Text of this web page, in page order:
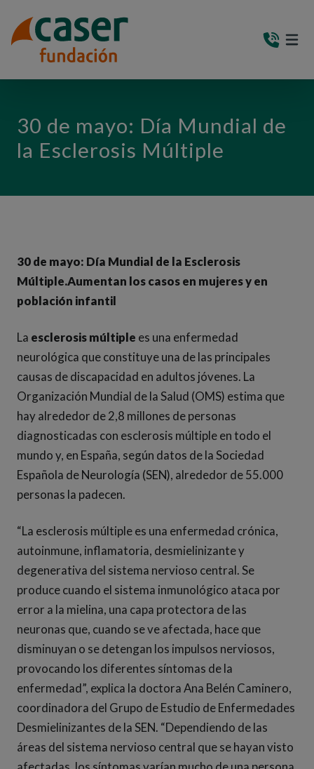
30 de mayo: Día Mundial de
la Esclerosis Múltiple
30 de mayo: Día Mundial de la Esclerosis
Múltiple.Aumentan los casos en mujeres y en
población infantil
La esclerosis múltiple es una enfermedad
neurológica que constituye una de las principales
causas de discapacidad en adultos jóvenes. La
Organización Mundial de la Salud (OMS) estima que
hay alrededor de 2,8 millones de personas
diagnosticadas con esclerosis múltiple en todo el
mundo y, en España, según datos de la Sociedad
Española de Neurología (SEN), alrededor de 55.000
personas la padecen.
“La esclerosis múltiple es una enfermedad crónica,
autoinmune, inflamatoria, desmielinizante y
degenerativa del sistema nervioso central. Se
produce cuando el sistema inmunológico ataca por
error a la mielina, una capa protectora de las
neuronas que, cuando se ve afectada, hace que
disminuyan o se detengan los impulsos nerviosos,
provocando los diferentes síntomas de la
enfermedad”, explica la doctora Ana Belén Caminero,
coordinadora del Grupo de Estudio de Enfermedades
Desmielinizantes de la SEN. “Dependiendo de las
áreas del sistema nervioso central que se hayan visto